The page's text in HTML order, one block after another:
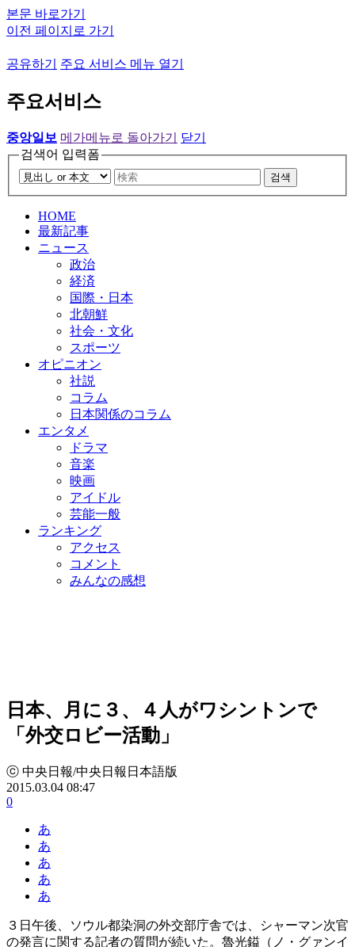
본문 바로가기
이전 페이지로 가기
공유하기 주요 서비스 메뉴 열기
주요서비스
중앙일보 메가메뉴로 돌아가기
닫기
검색어 입력폼
검색
HOME
最新記事
ニュース
政治
経済
国際・日本
北朝鮮
社会・文化
スポーツ
オピニオン
社説
コラム
日本関係のコラム
エンタメ
ドラマ
音楽
映画
アイドル
芸能一般
ランキング
アクセス
コメント
みんなの感想
日本、月に３、４人がワシントンで
「外交ロビー活動」
ⓒ 中央日報/中央日報日本語版
2015.03.04 08:47
0
あ
あ
あ
あ
あ
３日午後、ソウル都染洞の外交部庁舎では、シャーマン次官
の発言に関する記者の質問が続いた。魯光鎰（ノ・グァンイ